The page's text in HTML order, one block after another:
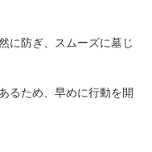
に防ぎ、スムーズに墓じ
るため、早めに行動を開